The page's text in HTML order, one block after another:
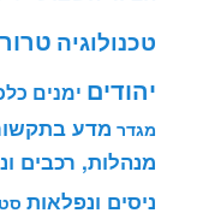
טכנולוגיה
יהודים ימנים
מגדר מדע
מנהלות, רכבים
ניסים ונפלאות